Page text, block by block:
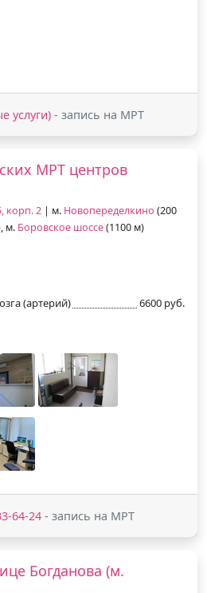
услуги) - запись на МРТ
МРТ центров
корп. 2 | м. Новопеределкино (200
м. Боровское шоссе(1100 м)
(артерий)
6600 руб.
64-24 - запись на МРТ
Богданова (м.